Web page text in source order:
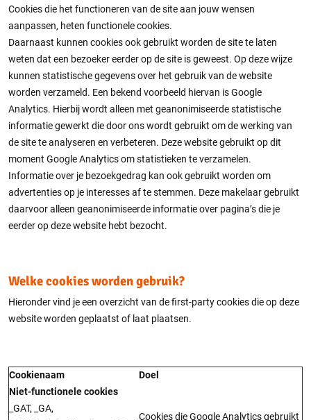
Cookies die het functioneren van de site aan jouw wensen
aanpassen, heten functionele cookies.
Daarnaast kunnen cookies ook gebruikt worden de site te laten
weten dat een bezoeker eerder op de site is geweest. Op deze wijze
kunnen statistische gegevens over het gebruik van de website
worden verzameld. Een bekend voorbeeld hiervan is Google
Analytics. Hierbij wordt alleen met geanonimiseerde statistische
informatie gewerkt die door ons wordt gebruikt om de werking van
de site te analyseren en verbeteren. Deze website gebruikt op dit
moment Google Analytics om statistieken te verzamelen.
Informatie over je bezoekgedrag kan ook gebruikt worden om
advertenties op je interesses af te stemmen. Deze makelaar gebruikt
daarvoor alleen geanonimiseerde informatie over pagina’s die je
eerder op deze website hebt bezocht.
Welke cookies worden gebruik?
Hieronder vind je een overzicht van de first-party cookies die op deze
website worden geplaatst of laat plaatsen.
Cookienaam
Doel
Niet-functionele cookies
_GAT, _GA,
Cookies die Google Analytics gebruikt